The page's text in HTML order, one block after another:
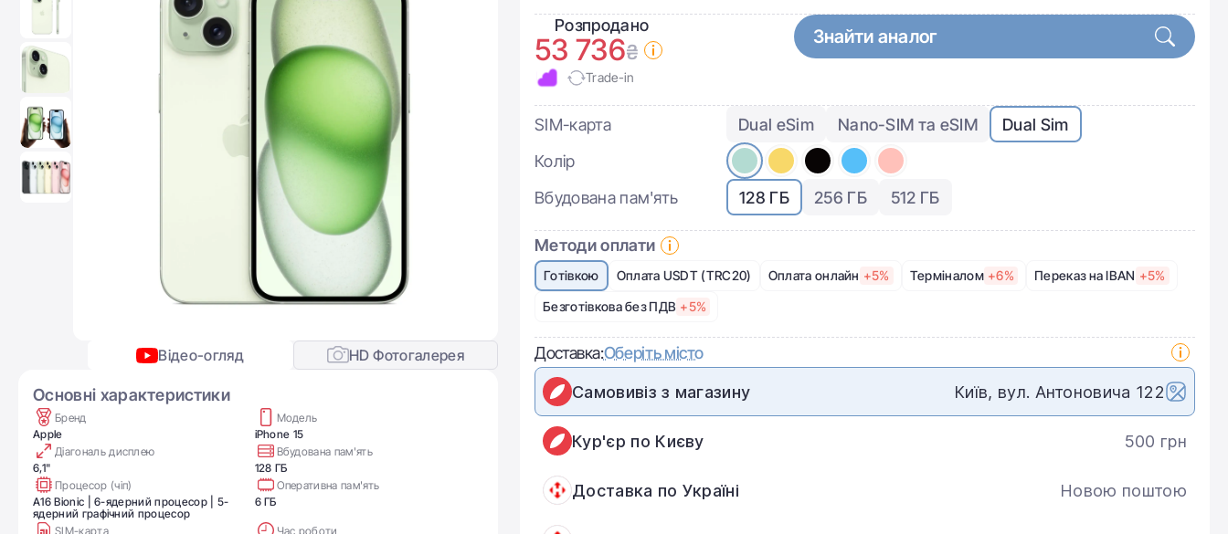
Розпродано
53 736₴
Знайти аналог
Trade-in
SIM-карта Dual eSim Nano-SIM та eSIM
Dual Sim
Колір
Вбудована пам'ять
128 ГБ 256 ГБ 512 ГБ
Методи оплати
Готівкою Оплата USDT (TRC20) Оплата онлайн +5% Терміналом +6% Переказ на IBAN +5%
Безготівкова без ПДВ +5%
Доставка:Оберіть місто
Самовивіз з магазину Київ, вул. Антоновича 122
Кур'єр по Києву 500 грн
Доставка по Україні Новою поштою
Відео-огляд HD Фотогалерея
Основні характеристики
Бренд
Apple
Модель
iPhone 15
Діагональ дисплею
6,1"
Вбудована пам'ять
128 ГБ
Процесор (чіп)
A16 Bionic | 6-ядерний процесор | 5-
ядерний графічний процесор
Оперативна пам'ять
6 ГБ
SIM-карта
Час роботи